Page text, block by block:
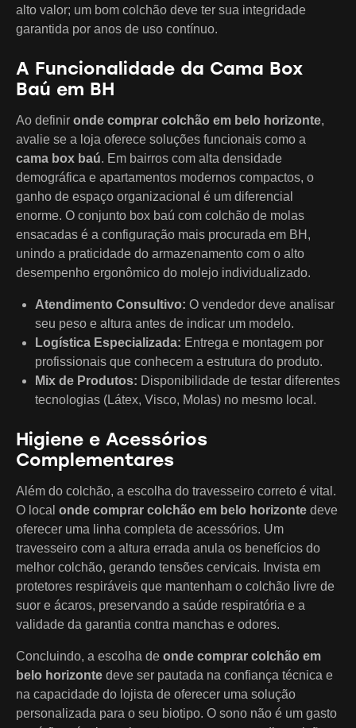
alto valor; um bom colchão deve ter sua integridade
garantida por anos de uso contínuo.
A Funcionalidade da Cama Box
Baú em BH
Ao definir onde comprar colchão em belo horizonte,
avalie se a loja oferece soluções funcionais como a
cama box baú. Em bairros com alta densidade
demográfica e apartamentos modernos compactos, o
ganho de espaço organizacional é um diferencial
enorme. O conjunto box baú com colchão de molas
ensacadas é a configuração mais procurada em BH,
unindo a praticidade do armazenamento com o alto
desempenho ergonômico do molejo individualizado.
Atendimento Consultivo: O vendedor deve analisar
seu peso e altura antes de indicar um modelo.
Logística Especializada: Entrega e montagem por
profissionais que conhecem a estrutura do produto.
Mix de Produtos: Disponibilidade de testar diferentes
tecnologias (Látex, Visco, Molas) no mesmo local.
Higiene e Acessórios
Complementares
Além do colchão, a escolha do travesseiro correto é vital.
O local onde comprar colchão em belo horizonte deve
oferecer uma linha completa de acessórios. Um
travesseiro com a altura errada anula os benefícios do
melhor colchão, gerando tensões cervicais. Invista em
protetores respiráveis que mantenham o colchão livre de
suor e ácaros, preservando a saúde respiratória e a
validade da garantia contra manchas e odores.
Concluindo, a escolha de onde comprar colchão em
belo horizonte deve ser pautada na confiança técnica e
na capacidade do lojista de oferecer uma solução
personalizada para o seu biotipo. O sono não é um gasto